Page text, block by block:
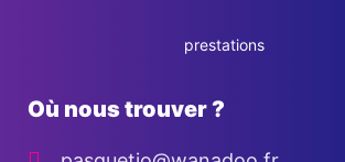
prestations
Où nous trouver ?